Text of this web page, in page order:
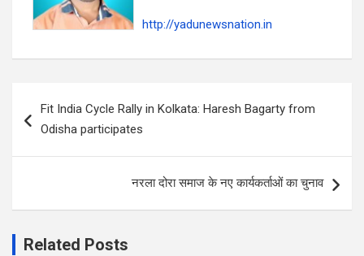
http://yadunewsnation.in
navigation
Fit India Cycle Rally in Kolkata: Haresh Bagarty from
Odisha participates
नरला दोरा समाज के नए कार्यकर्ताओं का चुनाव
Related Posts